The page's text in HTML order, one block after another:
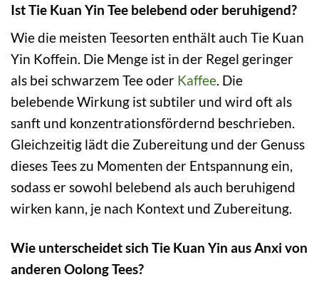
Ist Tie Kuan Yin Tee belebend oder beruhigend?
Wie die meisten Teesorten enthält auch Tie Kuan
Yin Koffein. Die Menge ist in der Regel geringer
als bei schwarzem Tee oder Kaffee. Die
belebende Wirkung ist subtiler und wird oft als
sanft und konzentrationsfördernd beschrieben.
Gleichzeitig lädt die Zubereitung und der Genuss
dieses Tees zu Momenten der Entspannung ein,
sodass er sowohl belebend als auch beruhigend
wirken kann, je nach Kontext und Zubereitung.
Wie unterscheidet sich Tie Kuan Yin aus Anxi von
anderen Oolong Tees?